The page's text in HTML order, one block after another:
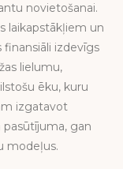
novietošanai.
laikapstākļiem un
izdevīgs
lielumu,
ēku, kuru
izgatavot
pasūtījuma, gan
modeļus.